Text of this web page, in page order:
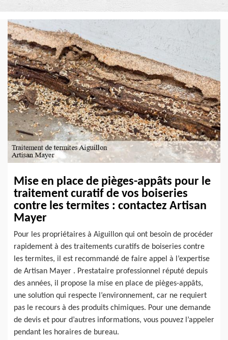
Mise en place de pièges-appâts pour le
traitement curatif de vos boiseries
contre les termites : contactez Artisan
Mayer
Pour les propriétaires à Aiguillon qui ont besoin de procéder
rapidement à des traitements curatifs de boiseries contre
les termites, il est recommandé de faire appel à l’expertise
de Artisan Mayer . Prestataire professionnel réputé depuis
des années, il propose la mise en place de pièges-appâts,
une solution qui respecte l’environnement, car ne requiert
pas le recours à des produits chimiques. Pour une demande
de devis et pour d’autres informations, vous pouvez l’appeler
pendant les horaires de bureau.